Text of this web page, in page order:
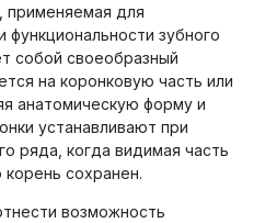
применяемая для
функциональности зубного
собой своеобразный
на коронковую часть или
анатомическую форму и
устанавливают при
ряда, когда видимая часть
сохранен.
возможность